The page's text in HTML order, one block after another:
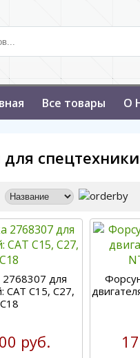
Все товары О
для спецтехники
для
CAT С15, C27,
C18
руб.